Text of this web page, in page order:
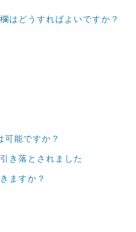
はどうすればよいですか？
可能ですか？
き落とされました
ますか？